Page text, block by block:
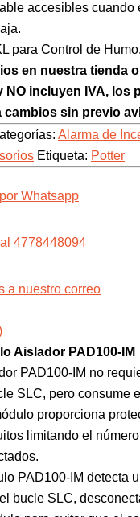
accesibles cuando
para Control de Humo.
en nuestra tienda
NO incluyen IVA, los
cambios sin previo
Alarma de
Etiqueta: Potter
Whatsapp
4778448094
a nuestro correo
Aislador PAD100-IM
PAD100-IM no
SLC, pero consume
proporciona
limitando el
PAD100-IM detecta
bucle SLC,